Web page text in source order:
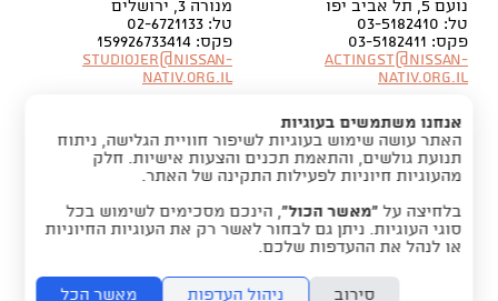
נועם 5, תל אביב יפו
טל: 03-5182410
פקס: 03-5182411
Actingst@nissan-
nativ.org.il
מנורה 3, ירושלים
טל: 02-6721133
פקס: 159926733414
Studiojer@nissan-
nativ.org.il
אנחנו משתמשים בעוגיות
האתר עושה שימוש בעוגיות לשיפור חוויית הגלישה, ניתוח
תנועת גולשים, והתאמת תכנים והצעות אישיות. חלק
מהעוגיות חיוניות לפעילות התקינה של האתר.
בלחיצה על “מאשר הכול”, הינכם מסכימים לשימוש בכל
סוגי העוגיות. ניתן גם לבחור לאשר רק את העוגיות החיוניות
או לנהל את ההעדפות שלכם.
סירוב ניהול העדפות מאשר הכל